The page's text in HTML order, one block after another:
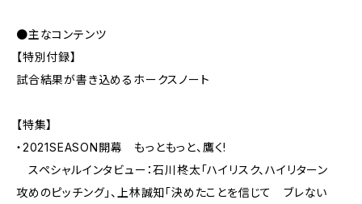
●主なコンテンツ
【特別付録】
試合結果が書き込めるホークスノート
【特集】
・2021SEASON開幕 もっともっと、鷹く!
スペシャルインタビュー：石川柊太「ハイリスク、ハイリターン
攻めのピッチング」、上林誠知「決めたことを信じて ブレない